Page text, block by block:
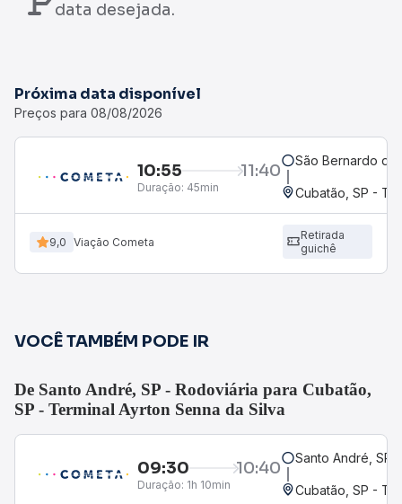
data desejada.
Próxima data disponível
Preços para 08/08/2026
10:55 11:40
Duração: 45min
São Bernardo do
Cubatão, SP -
9,0 Viação Cometa
Retirada
guichê
VOCÊ TAMBÉM PODE IR
De Santo André, SP - Rodoviária para Cubatão,
SP - Terminal Ayrton Senna da Silva
09:30 10:40
Duração: 1h 10min
Santo André, SP
Cubatão, SP -